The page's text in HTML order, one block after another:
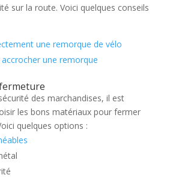
sur la route. Voici quelques conseils
une remorque de vélo
une remorque
des marchandises, il est
les bons matériaux pour fermer
quelques options :